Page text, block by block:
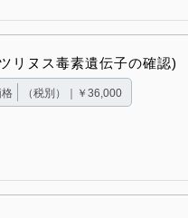
リヌス毒素遺伝子の確認)
格 （税別）｜￥36,000